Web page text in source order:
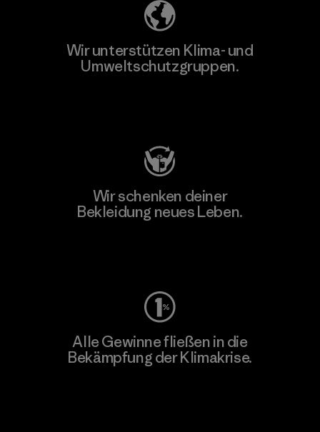
Wir unterstützen Klima- und
Umweltschutzgruppen.
Wir schenken deiner
Bekleidung neues Leben.
Alle Gewinne fließen in die
Bekämpfung der Klimakrise.